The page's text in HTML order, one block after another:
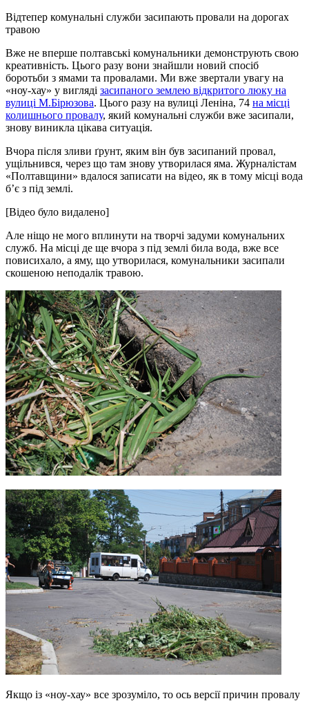
Відтепер комунальні служби засипають провали на дорогах
травою
Вже не вперше полтавські комунальники демонструють свою
креативність. Цього разу вони знайшли новий спосіб
боротьби з ямами та провалами. Ми вже звертали увагу на
«ноу-хау» у вигляді засипаного землею відкритого люку на
вулиці М.Бірюзова. Цього разу на вулиці Леніна, 74 на місці
колишнього провалу, який комунальні служби вже засипали,
знову виникла цікава ситуація.
Вчора після зливи ґрунт, яким він був засипаний провал,
ущільнився, через що там знову утворилася яма. Журналістам
«Полтавщини» вдалося записати на відео, як в тому місці вода
б’є з під землі.
[Відео було видалено]
Але ніщо не мого вплинути на творчі задуми комунальних
служб. На місці де ще вчора з під землі била вода, вже все
повисихало, а яму, що утворилася, комунальники засипали
скошеною неподалік травою.
Якщо із «ноу-хау» все зрозуміло, то ось версії причин провалу